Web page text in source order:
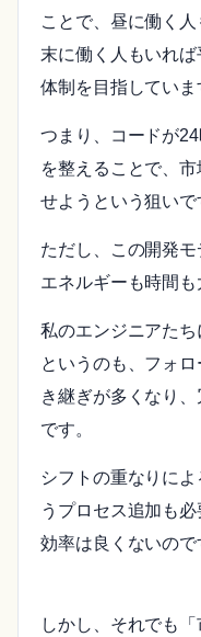
ことで、昼に働く
末に働く人もいれ
体制を目指していま
つまり、コードが
を整えることで、
せようという狙いで
ただし、この開発モ
エネルギーも時間も
私のエンジニアたち
というのも、フォ
き継ぎが多くなり
です。
シフトの重なりに
うプロセス追加も
効率は良くないので
しかし、それでも